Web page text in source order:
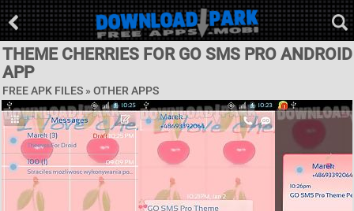
THEME CHERRIES FOR GO SMS PRO ANDROID
APP
FREE APK FILES » OTHER APPS